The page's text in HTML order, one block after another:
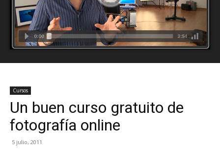
Cursos
Un buen curso gratuito de
fotografía online
5 julio, 2011